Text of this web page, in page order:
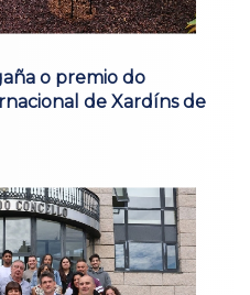
o premio do
de Xardíns de